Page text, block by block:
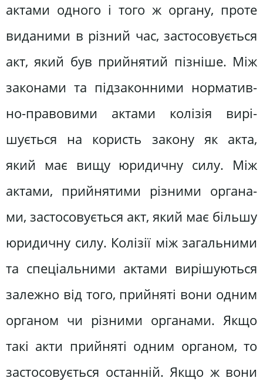
актами одного і того ж органу, проте
виданими в різний час, застосовується
акт, який був прийнятий пізніше. Між
законами та підзаконними норматив­
но-правовими актами колізія вирі­
шується на користь закону як акта,
який має вищу юридичну силу. Між
актами, прийнятими різними органа­
ми, застосовується акт, який має більшу
юридичну силу. Колізії між за­гальними
та спеціальними актами вирішуються
залежно від того, прий­няті вони одним
органом чи різними органами. Якщо
такі акти прийняті одним органом, то
застосовується ос­танній. Якщо ж вони